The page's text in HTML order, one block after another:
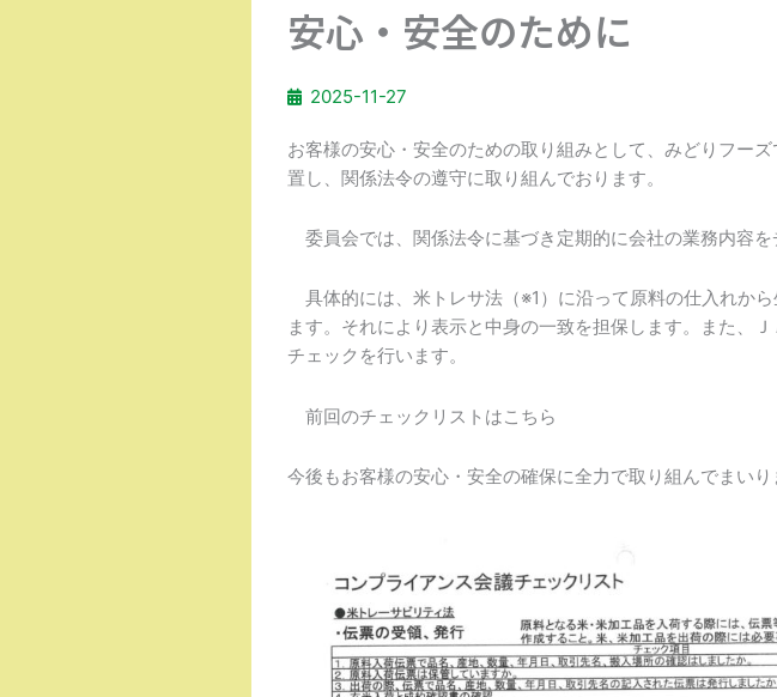
安心・安全のために
2025-11-27
お客様の安心・安全のための取り組みとして、みどりフー
置し、関係法令の遵守に取り組んでおります。
委員会では、関係法令に基づき定期的に会社の業務内容を
具体的には、米トレサ法（※1）に沿って原料の仕入れか
ます。それにより表示と中身の一致を担保します。また、
チェックを行います。
前回のチェックリストはこちら
今後もお客様の安心・安全の確保に全力で取り組んでまいり